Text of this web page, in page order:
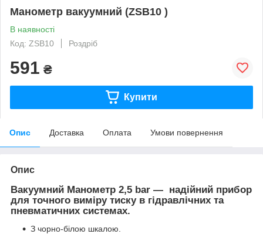
Манометр вакуумний (ZSB10 )
В наявності
Код: ZSB10
Роздріб
591 ₴
Купити
Опис Доставка Оплата Умови повернення
Опис
Вакуумний Манометр 2,5 bar — надійний прибор
для точного виміру тиску в гідравлічних та
пневматичних системах.
З чорно-білою шкалою.